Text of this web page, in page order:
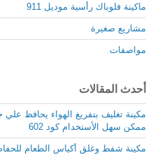
ماكينة فلوباك رأسية موديل 911
مشاريع صغيرة
مواصفات
أحدث المقالات
مكينة تغليف بتفريغ الهواء يحافظ
ممكن سهل الأستخدام كود 602
مكينة شفط وغلق أكياس الطعام